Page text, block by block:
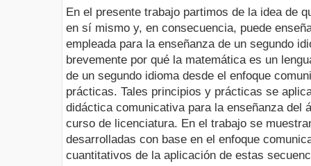
En el presente trabajo partimos de la idea de
en sí mismo y, en consecuencia, puede
empleada para la enseñanza de un segundo
brevemente por qué la matemática es un
de un segundo idioma desde el enfoque
prácticas. Tales principios y prácticas se
didáctica comunicativa para la enseñanza del
curso de licenciatura. En el trabajo se
desarrolladas con base en el enfoque
cuantitativos de la aplicación de estas